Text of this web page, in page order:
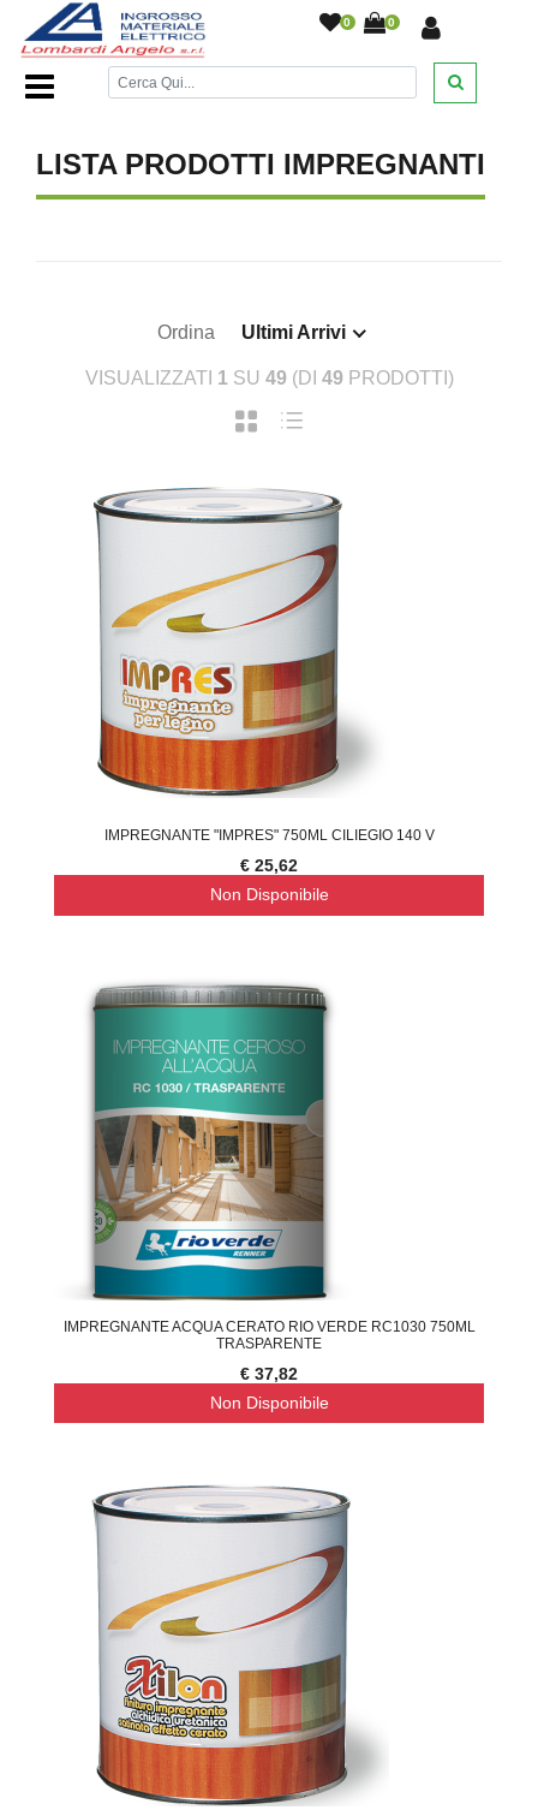
0 0
Home Page/DESANTIS////
LISTA PRODOTTI IMPREGNANTI
Ordina Ultimi Arrivi
VISUALIZZATI 1 SU 49 (DI 49 PRODOTTI)
IMPREGNANTE "IMPRES" 750ML CILIEGIO 140 V
€ 25,62
Non Disponibile
IMPREGNANTE ACQUA CERATO RIO VERDE RC1030 750ML
TRASPARENTE
€ 37,82
Non Disponibile